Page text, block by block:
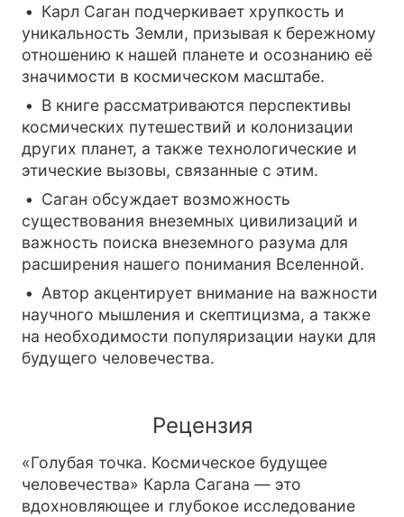
Карл Саган подчеркивает хрупкость и
уникальность Земли, призывая к бережному
отношению к нашей планете и осознанию её
значимости в космическом масштабе.
В книге рассматриваются перспективы
космических путешествий и колонизации
других планет, а также технологические и
этические вызовы, связанные с этим.
Саган обсуждает возможность
существования внеземных цивилизаций и
важность поиска внеземного разума для
расширения нашего понимания Вселенной.
Автор акцентирует внимание на важности
научного мышления и скептицизма, а также
на необходимости популяризации науки для
будущего человечества.
Рецензия
«Голубая точка. Космическое будущее
человечества» Карла Сагана — это
вдохновляющее и глубокое исследование